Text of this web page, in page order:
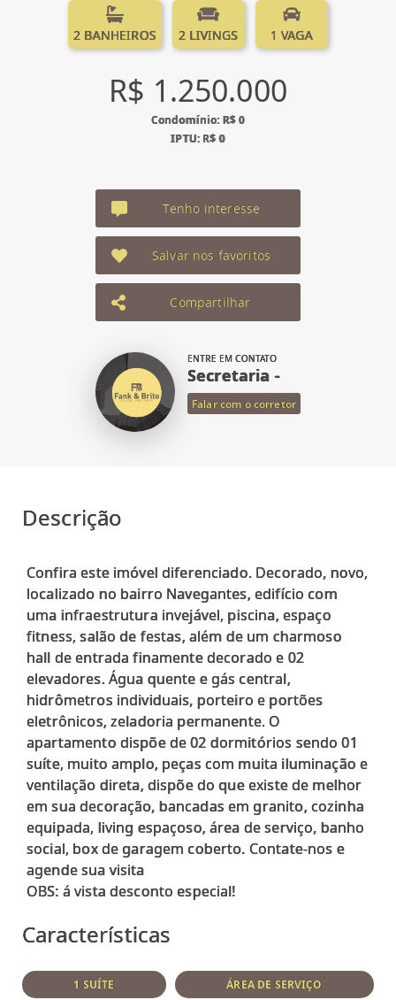
2 BANHEIROS 2 LIVINGS 1 VAGA
R$ 1.250.000
Condomínio: R$ 0
IPTU: R$ 0
Tenho interesse
Salvar nos favoritos
Compartilhar
ENTRE EM CONTATO
Secretaria -
Falar com o corretor
Descrição
Confira este imóvel diferenciado. Decorado, novo,
localizado no bairro Navegantes, edifício com
uma infraestrutura invejável, piscina, espaço
fitness, salão de festas, além de um charmoso
hall de entrada finamente decorado e 02
elevadores. Água quente e gás central,
hidrômetros individuais, porteiro e portões
eletrônicos, zeladoria permanente. O
apartamento dispõe de 02 dormitórios sendo 01
suíte, muito amplo, peças com muita iluminação e
ventilação direta, dispõe do que existe de melhor
em sua decoração, bancadas em granito, cozinha
equipada, living espaçoso, área de serviço, banho
social, box de garagem coberto. Contate-nos e
agende sua visita
Características
1 SUÍTE ÁREA DE SERVIÇO